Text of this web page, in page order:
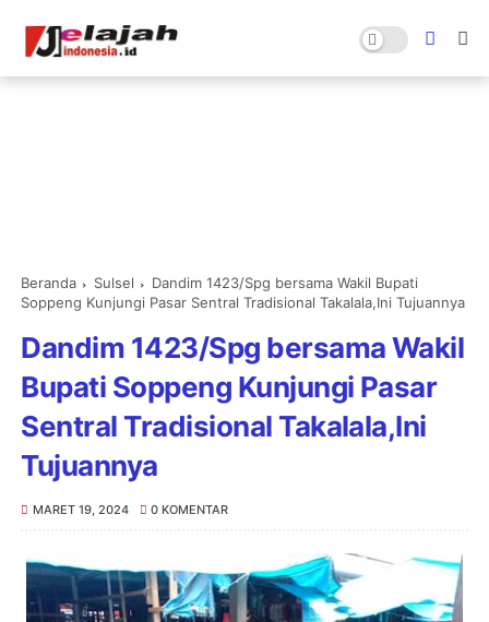
Beranda Sulsel
Dandim 1423/Spg bersama Wakil Bupati
Soppeng Kunjungi Pasar Sentral Tradisional Takalala,Ini Tujuannya
Dandim 1423/Spg bersama Wakil
Bupati Soppeng Kunjungi Pasar
Sentral Tradisional Takalala,Ini
Tujuannya
MARET 19, 2024 0 KOMENTAR